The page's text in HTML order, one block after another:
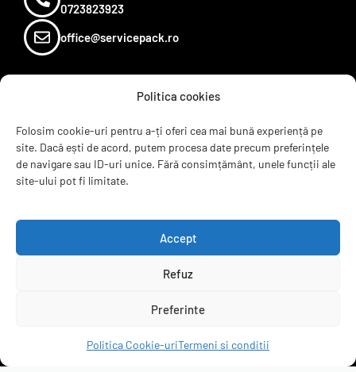
Politica cookies
Folosim cookie-uri pentru a-ți oferi cea mai bună experiență pe
site. Dacă ești de acord, putem procesa date precum preferințele
de navigare sau ID-uri unice. Fără consimțământ, unele funcții ale
site-ului pot fi limitate.
Accept
Refuz
Preferinte
Politica Cookie-uriTermeni si conditii
0723823923
office@servicepack.ro
Recenzii
Contact
ANPC
4.95 rating(6297 de recenzii)